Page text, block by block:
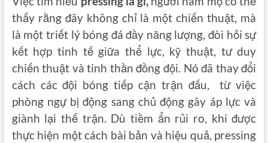
thấy rằng đây không chỉ là một chiến thuật, mà
là một triết lý bóng đá đầy năng lượng, đòi hỏi sự
kết hợp tinh tế giữa thể lực, kỹ thuật, tư duy
chiến thuật và tinh thần đồng đội. Nó đã thay đổi
cách các đội bóng tiếp cận trận đấu,
từ việc
phòng ngự bị động sang chủ động gây áp lực và
giành lại thế trận. Dù tiềm ẩn rủi ro, khi được
thực hiện một cách bài bản và hiệu quả, pressing